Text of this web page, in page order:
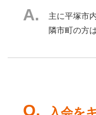
主に平塚市
隣市町の方
入会を